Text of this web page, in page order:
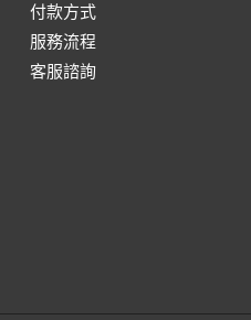
付款方式
服務流程
客服諮詢